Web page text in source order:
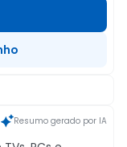
Resumo gerado por IA